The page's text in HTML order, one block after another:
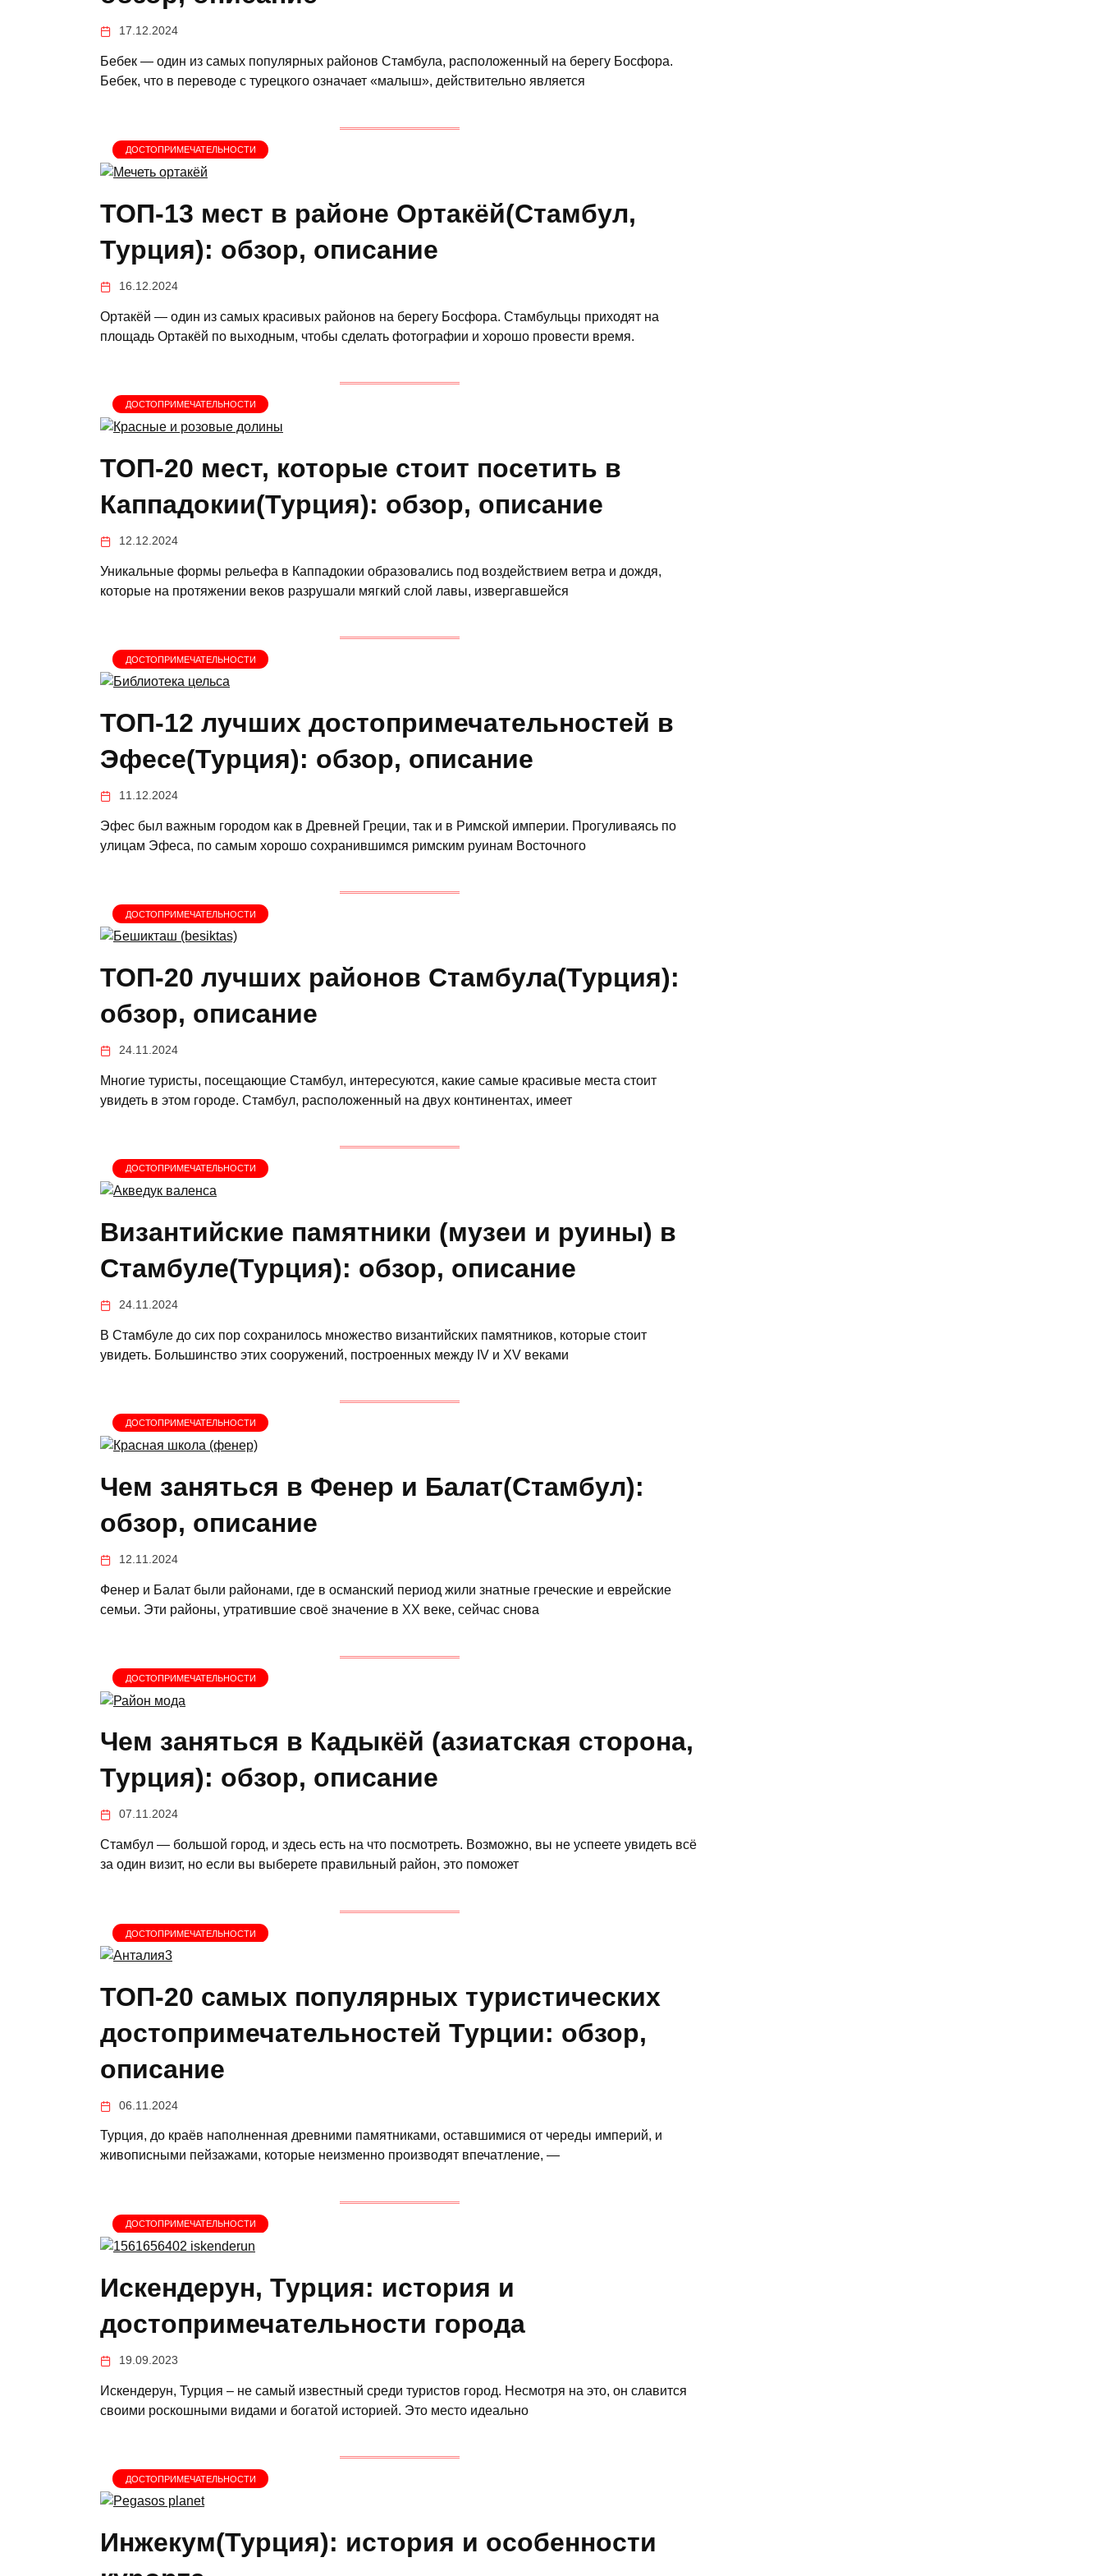
17.12.2024
Бебек — один из самых популярных районов Стамбула, расположенный на берегу Босфора.
Бебек, что в переводе с турецкого означает «малыш», действительно является
ДОСТОПРИМЕЧАТЕЛЬНОСТИ
ТОП-13 мест в районе Ортакёй(Стамбул,
Турция): обзор, описание
16.12.2024
Ортакёй — один из самых красивых районов на берегу Босфора. Стамбульцы приходят на
площадь Ортакёй по выходным, чтобы сделать фотографии и хорошо провести время.
ДОСТОПРИМЕЧАТЕЛЬНОСТИ
ТОП-20 мест, которые стоит посетить в
Каппадокии(Турция): обзор, описание
12.12.2024
Уникальные формы рельефа в Каппадокии образовались под воздействием ветра и дождя,
которые на протяжении веков разрушали мягкий слой лавы, извергавшейся
ДОСТОПРИМЕЧАТЕЛЬНОСТИ
ТОП-12 лучших достопримечательностей в
Эфесе(Турция): обзор, описание
11.12.2024
Эфес был важным городом как в Древней Греции, так и в Римской империи. Прогуливаясь по
улицам Эфеса, по самым хорошо сохранившимся римским руинам Восточного
ДОСТОПРИМЕЧАТЕЛЬНОСТИ
ТОП-20 лучших районов Стамбула(Турция):
обзор, описание
24.11.2024
Многие туристы, посещающие Стамбул, интересуются, какие самые красивые места стоит
увидеть в этом городе. Стамбул, расположенный на двух континентах, имеет
ДОСТОПРИМЕЧАТЕЛЬНОСТИ
Византийские памятники (музеи и руины) в
Стамбуле(Турция): обзор, описание
24.11.2024
В Стамбуле до сих пор сохранилось множество византийских памятников, которые стоит
увидеть. Большинство этих сооружений, построенных между IV и XV веками
ДОСТОПРИМЕЧАТЕЛЬНОСТИ
Чем заняться в Фенер и Балат(Стамбул):
обзор, описание
12.11.2024
Фенер и Балат были районами, где в османский период жили знатные греческие и еврейские
семьи. Эти районы, утратившие своё значение в XX веке, сейчас снова
ДОСТОПРИМЕЧАТЕЛЬНОСТИ
Чем заняться в Кадыкёй (азиатская сторона,
Турция): обзор, описание
07.11.2024
Стамбул — большой город, и здесь есть на что посмотреть. Возможно, вы не успеете увидеть всё
за один визит, но если вы выберете правильный район, это поможет
ДОСТОПРИМЕЧАТЕЛЬНОСТИ
ТОП-20 самых популярных туристических
достопримечательностей Турции: обзор,
описание
06.11.2024
Турция, до краёв наполненная древними памятниками, оставшимися от череды империй, и
живописными пейзажами, которые неизменно производят впечатление, —
ДОСТОПРИМЕЧАТЕЛЬНОСТИ
Искендерун, Турция: история и
достопримечательности города
19.09.2023
Искендерун, Турция – не самый известный среди туристов город. Несмотря на это, он славится
своими роскошными видами и богатой историей. Это место идеально
ДОСТОПРИМЕЧАТЕЛЬНОСТИ
Инжекум(Турция): история и особенности